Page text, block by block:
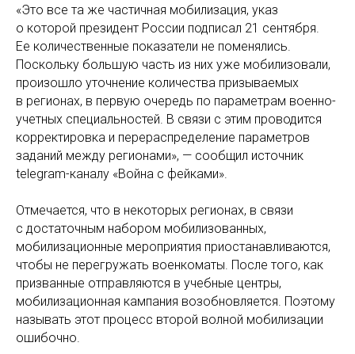
«Это все та же частичная мобилизация, указ
о которой президент России подписал 21 сентября.
Ее количественные показатели не поменялись.
Поскольку большую часть из них уже мобилизовали,
произошло уточнение количества призываемых
в регионах, в первую очередь по параметрам военно-
учетных специальностей. В связи с этим проводится
корректировка и перераспределение параметров
заданий между регионами», — сообщил источник
telegram-каналу «Война с фейками».
Отмечается, что в некоторых регионах, в связи
с достаточным набором мобилизованных,
мобилизационные мероприятия приостанавливаются,
чтобы не перегружать военкоматы. После того, как
призванные отправляются в учебные центры,
мобилизационная кампания возобновляется. Поэтому
называть этот процесс второй волной мобилизации
ошибочно.